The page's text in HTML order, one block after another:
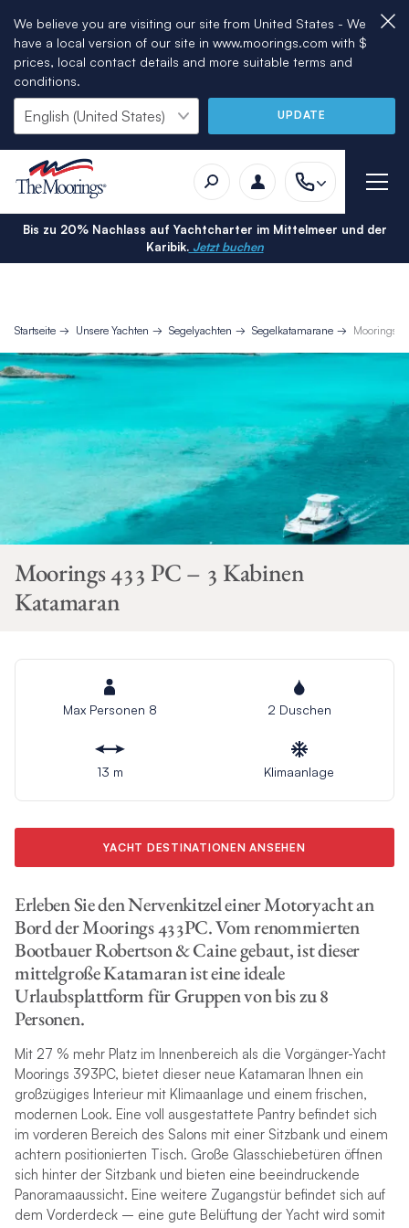
We believe you are visiting our site from United States - We
have a local version of our site in www.moorings.com with $
prices, local contact details and more suitable terms and
conditions.
UPDATE
Bis zu 20% Nachlass auf Yachtcharter im Mittelmeer und der
Karibik.Jetzt buchen
Startseite Unsere Yachten Segelyachten Segelkatamarane Moorings
Moorings 433 PC – 3 Kabinen
Katamaran
Max Personen 8 2 Duschen
13 m Klimaanlage
YACHT DESTINATIONEN ANSEHEN
Erleben Sie den Nervenkitzel einer Motoryacht an
Bord der Moorings 433PC. Vom renommierten
Bootbauer Robertson & Caine gebaut, ist dieser
mittelgroße Katamaran ist eine ideale
Urlaubsplattform für Gruppen von bis zu 8
Personen.
Mit 27 % mehr Platz im Innenbereich als die Vorgänger-Yacht
Moorings 393PC, bietet dieser neue Katamaran Ihnen ein
großzügiges Interieur mit Klimaanlage und einem frischen,
modernen Look. Eine voll ausgestattete Pantry befindet sich
im vorderen Bereich des Salons mit einer Sitzbank und einem
achtern positionierten Tisch. Große Glasschiebetüren öffnen
sich hinter der Sitzbank und bieten eine beeindruckende
Panoramaaussicht. Eine weitere Zugangstür befindet sich auf
dem Vorderdeck – eine gute Belüftung der Yacht wird somit